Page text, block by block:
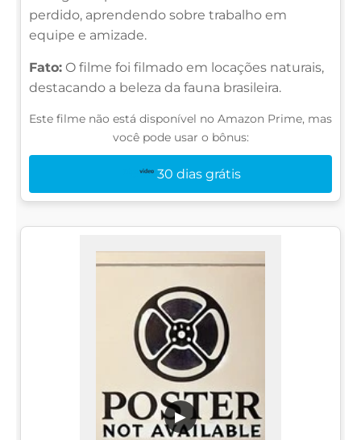
perdido, aprendendo sobre trabalho em
equipe e amizade.
Fato: O filme foi filmado em locações naturais,
destacando a beleza da fauna brasileira.
Este filme não está disponível no Amazon Prime, mas
você pode usar o bônus:
30 dias grátis
▶